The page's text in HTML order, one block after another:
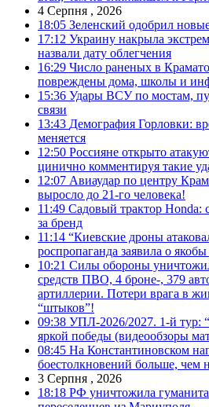
4 Серпня , 2026
18:05 Зеленский одобрил
17:12 Украину накрыла
назвали дату облегчения
16:29 Число раненых в
повреждены дома, школы и
15:36 Удары ВСУ по мостам,
связи
13:43 Демография Горловки:
меняется
12:50 Россияне открыто
цинично комментируя такие
12:07 Авиаудар по центру
выросло до 21-го человека!
11:49 Садовый трактор Honda:
за бренд
11:14 “Киевские дроны
роспропаганда заявила о
10:21 Силы обороны
средств ПВО, 4 броне-, 379
артиллерии. Потери врага в
“штыков”!
09:38 УПЛ-2026/2027. 1-й тур:
яркой победы (видеообзоры
08:45 На Константиновском
боестолкновений больше, чем
3 Серпня , 2026
18:18 РФ уничтожила